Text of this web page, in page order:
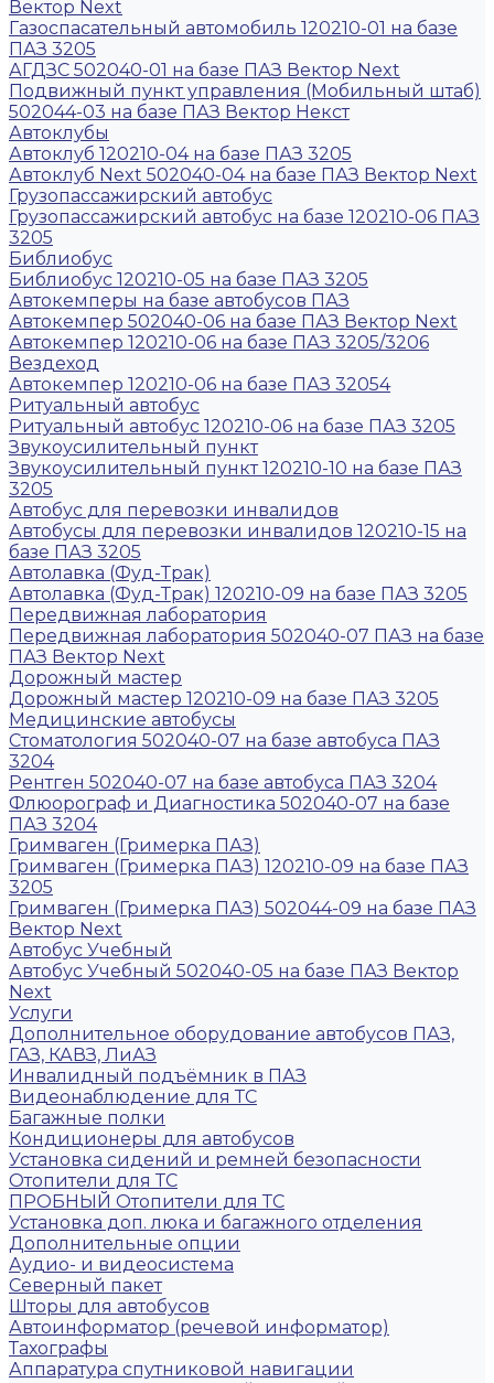
Вектор Next
Газоспасательный автомобиль 120210-01 на базе
ПАЗ 3205
АГДЗС 502040-01 на базе ПАЗ Вектор Next
Подвижный пункт управления (Мобильный штаб)
502044-03 на базе ПАЗ Вектор Некст
Автоклубы
Автоклуб 120210-04 на базе ПАЗ 3205
Автоклуб Next 502040-04 на базе ПАЗ Вектор Next
Грузопассажирский автобус
Грузопассажирский автобус на базе 120210-06 ПАЗ
3205
Библиобус
Библиобус 120210-05 на базе ПАЗ 3205
Автокемперы на базе автобусов ПАЗ
Автокемпер 502040-06 на базе ПАЗ Вектор Next
Автокемпер 120210-06 на базе ПАЗ 3205/3206
Вездеход
Автокемпер 120210-06 на базе ПАЗ 32054
Ритуальный автобус
Ритуальный автобус 120210-06 на базе ПАЗ 3205
Звукоусилительный пункт
Звукоусилительный пункт 120210-10 на базе ПАЗ
3205
Автобус для перевозки инвалидов
Автобусы для перевозки инвалидов 120210-15 на
базе ПАЗ 3205
Автолавка (Фуд-Трак)
Автолавка (Фуд-Трак) 120210-09 на базе ПАЗ 3205
Передвижная лаборатория
Передвижная лаборатория 502040-07 ПАЗ на базе
ПАЗ Вектор Next
Дорожный мастер
Дорожный мастер 120210-09 на базе ПАЗ 3205
Медицинские автобусы
Стоматология 502040-07 на базе автобуса ПАЗ
3204
Рентген 502040-07 на базе автобуса ПАЗ 3204
Флюорограф и Диагностика 502040-07 на базе
ПАЗ 3204
Гримваген (Гримерка ПАЗ)
Гримваген (Гримерка ПАЗ) 120210-09 на базе ПАЗ
3205
Гримваген (Гримерка ПАЗ) 502044-09 на базе ПАЗ
Вектор Next
Автобус Учебный
Автобус Учебный 502040-05 на базе ПАЗ Вектор
Next
Услуги
Дополнительное оборудование автобусов ПАЗ,
ГАЗ, КАВЗ, ЛиАЗ
Инвалидный подъёмник в ПАЗ
Видеонаблюдение для ТС
Багажные полки
Кондиционеры для автобусов
Установка сидений и ремней безопасности
Отопители для ТС
ПРОБНЫЙ Отопители для ТС
Установка доп. люка и багажного отделения
Дополнительные опции
Аудио- и видеосистема
Северный пакет
Шторы для автобусов
Автоинформатор (речевой информатор)
Тахографы
Аппаратура спутниковой навигации